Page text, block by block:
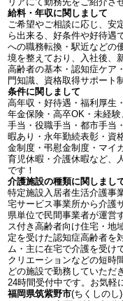
給料・年収に関しまして
ご希望やご相談に応じ、安
ら出来る、好条件や好待遇
への職務転換・駅近などの
境を整えており、入社後、
高齢者の基本・認知症ケア
門知識、資格取得サポート
条件に関しまして
高年収・好待遇・福利厚生
年金保険・高卒OK・未経
手当・役職手当・都市手当
暇あり・永年勤続表彰・資
金制度・弔慰金制度・マイ
育児休暇・介護休暇など、
です！
介護施設の種類に関しまし
特定施設入居者生活介護事
宅サービス事業所から介護
県単位で民間事業者が運営
ス付き高齢者向け住宅・地
定を受けた認知症高齢者を
ム・主に在宅で介護を受け
クリエーションなどの短時
どの施設で勤務していただ
24時間受付中です。お気軽
福岡県筑紫野市(ちくしのし